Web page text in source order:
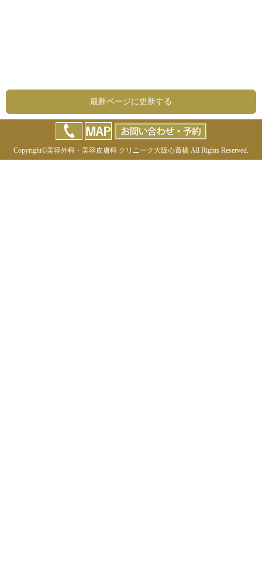
最新ページに更新する
Copyright©美容外科・美容皮膚科 クリニーク大阪心斎橋 All Rights Reserved.